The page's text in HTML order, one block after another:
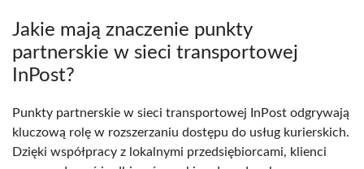
Jakie mają znaczenie punkty
partnerskie w sieci transportowej
InPost?
Punkty partnerskie w sieci transportowej InPost odgrywają
kluczową rolę w rozszerzaniu dostępu do usług kurierskich.
Dzięki współpracy z lokalnymi przedsiębiorcami, klienci